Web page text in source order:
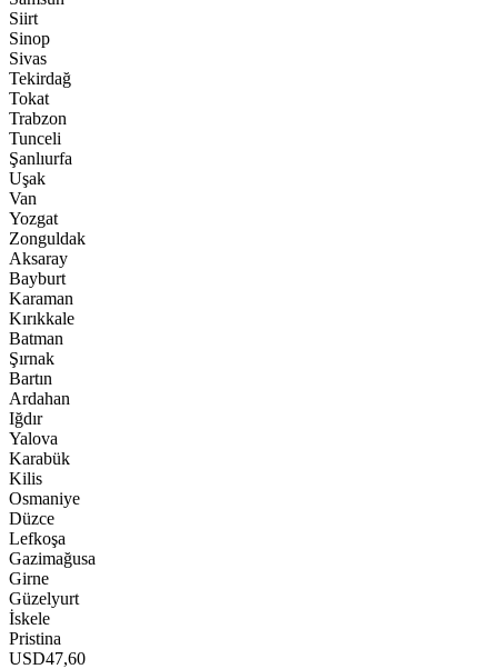
Siirt
Sinop
Sivas
Tekirdağ
Tokat
Trabzon
Tunceli
Şanlıurfa
Uşak
Van
Yozgat
Zonguldak
Aksaray
Bayburt
Karaman
Kırıkkale
Batman
Şırnak
Bartın
Ardahan
Iğdır
Yalova
Karabük
Kilis
Osmaniye
Düzce
Lefkoşa
Gazimağusa
Girne
Güzelyurt
İskele
Pristina
USD47,60